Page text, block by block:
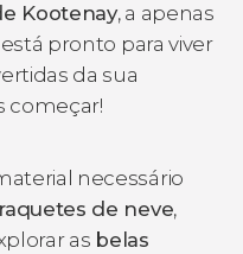
Kootenay, a apenas
pronto para viver
da sua
começar!
necessário
de neve,
as belas